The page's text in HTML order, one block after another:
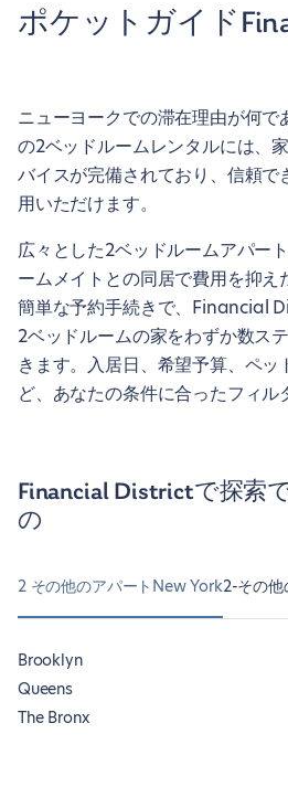
ポケットガイド
ニューヨークでの滞在理由が何
の2ベッドルームレンタルには、
バイスが完備されており、信頼
用いただけます。
広々とした2ベッドルームアパー
ームメイトとの同居で費用を抑え
簡単な予約手続きで、Financial
2ベッドルームの家をわずか数ス
きます。入居日、希望予算、ペ
ど、あなたの条件に合ったフィル
Financial Districtで探索
の
2 その他のアパートNew York2-その
Brooklyn
Queens
The Bronx